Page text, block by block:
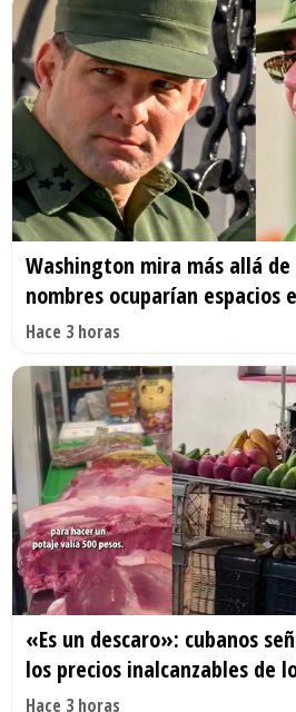
Washington mira más allá de
nombres ocuparían espacios
Hace 3 horas
«Es un descaro»: cubanos
los precios inalcanzables de
Hace 3 horas